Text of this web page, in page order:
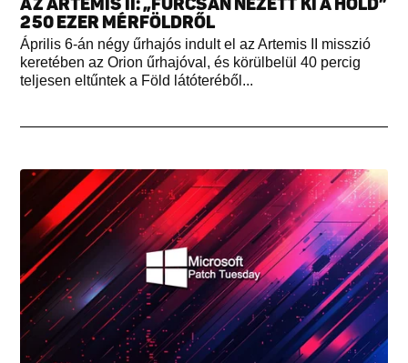
AZ ARTEMIS II: „FURCSÁN NÉZETT KI A HOLD”
250 EZER MÉRFÖLDRŐL
Április 6-án négy űrhajós indult el az Artemis II misszió
keretében az Orion űrhajóval, és körülbelül 40 percig
teljesen eltűntek a Föld látóteréből...